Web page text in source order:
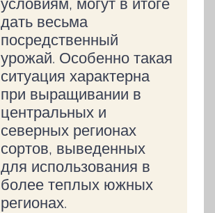
условиям, могут в итоге
дать весьма
посредственный
урожай. Особенно такая
ситуация характерна
при выращивании в
центральных и
северных регионах
сортов, выведенных
для использования в
более теплых южных
регионах.